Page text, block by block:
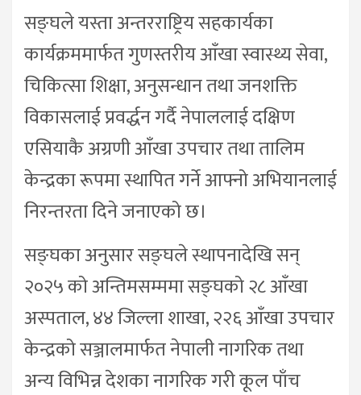
सङ्घले यस्ता अन्तरराष्ट्रिय सहकार्यका
कार्यक्रममार्फत गुणस्तरीय आँखा स्वास्थ्य सेवा,
चिकित्सा शिक्षा, अनुसन्धान तथा जनशक्ति
विकासलाई प्रवर्द्धन गर्दै नेपाललाई दक्षिण
एसियाकै अग्रणी आँखा उपचार तथा तालिम
केन्द्रका रूपमा स्थापित गर्ने आफ्नो अभियानलाई
निरन्तरता दिने जनाएको छ।
सङ्घका अनुसार सङ्घले स्थापनादेखि सन्
२०२५ को अन्तिमसम्ममा सङ्घको २८ आँखा
अस्पताल, ४४ जिल्ला शाखा, २२६ आँखा उपचार
केन्द्रको सञ्जालमार्फत नेपाली नागरिक तथा
अन्य विभिन्न देशका नागरिक गरी कूल पाँच